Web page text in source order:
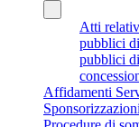
Atti
pubblici
pubblici
Affidamenti
Sponsorizzazioni